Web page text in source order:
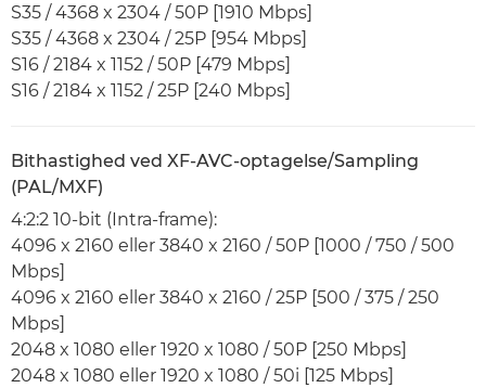
S35 / 4368 x 2304 / 50P [1910 Mbps]
S35 / 4368 x 2304 / 25P [954 Mbps]
S16 / 2184 x 1152 / 50P [479 Mbps]
S16 / 2184 x 1152 / 25P [240 Mbps]
Bithastighed ved XF-AVC-optagelse/Sampling
(PAL/MXF)
4:2:2 10-bit (Intra-frame):
4096 x 2160 eller 3840 x 2160 / 50P [1000 / 750 / 500
Mbps]
4096 x 2160 eller 3840 x 2160 / 25P [500 / 375 / 250
Mbps]
2048 x 1080 eller 1920 x 1080 / 50P [250 Mbps]
2048 x 1080 eller 1920 x 1080 / 50i [125 Mbps]